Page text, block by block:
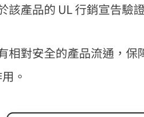
產品的 UL 行銷宣告驗
對安全的產品流通，保
。